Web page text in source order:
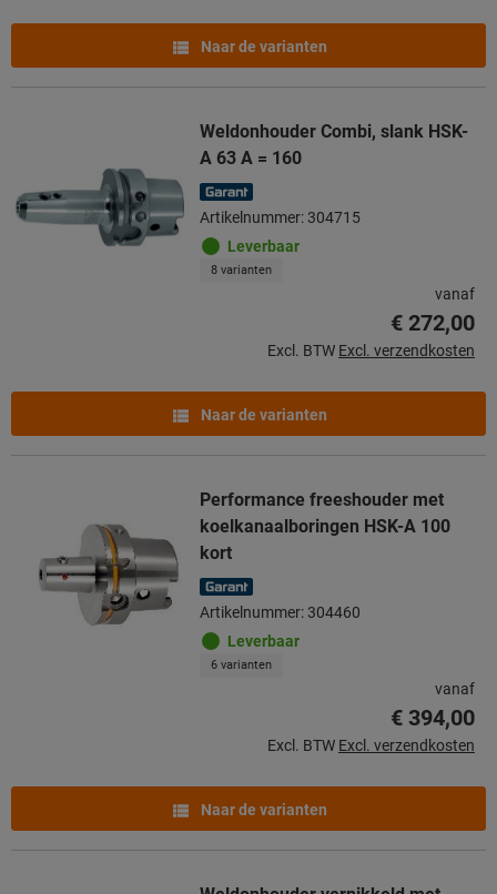
Naar de varianten
Weldonhouder Combi, slank HSK-
A 63 A = 160
Artikelnummer: 304715
Leverbaar
8 varianten
vanaf
€ 272,00
Excl. BTW Excl. verzendkosten
Naar de varianten
Performance freeshouder met
koelkanaalboringen HSK-A 100
kort
Artikelnummer: 304460
Leverbaar
6 varianten
vanaf
€ 394,00
Excl. BTW Excl. verzendkosten
Naar de varianten